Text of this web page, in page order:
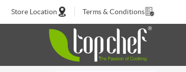
Terms & Conditions
Store Location